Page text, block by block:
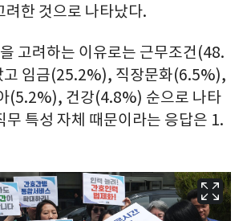
려한 것으로 나타났다.
고려하는 이유로는 근무조건(48.
고 임금(25.2%), 직장문화(6.5%),
(5.2%), 건강(4.8%) 순으로 나타
무 특성 자체 때문이라는 응답은 1.